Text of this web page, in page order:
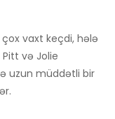
vaxt keçdi, hələ
Pitt və Jolie
uzun müddətli bir